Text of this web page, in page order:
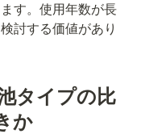
す。使用年数が長
討する価値があり
タイプの比
か